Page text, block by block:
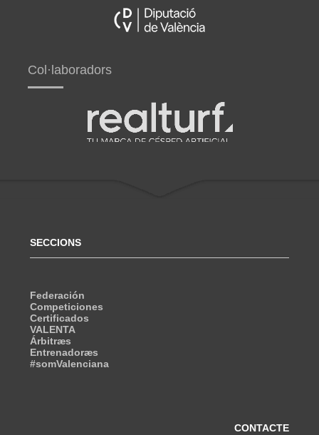
Col·laboradors
SECCIONS
Federación
Competiciones
Certificados
VALENTA
Árbitræs
Entrenadoræs
#somValenciana
CONTACTE